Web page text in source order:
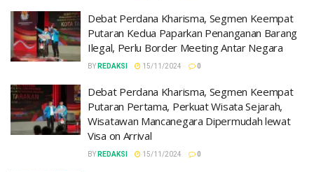
Debat Perdana Kharisma, Segmen Keempat
Putaran Kedua Paparkan Penanganan Barang
Ilegal, Perlu Border Meeting Antar Negara
BY REDAKSI 15/11/2024 0
Debat Perdana Kharisma, Segmen Keempat
Putaran Pertama, Perkuat Wisata Sejarah,
Wisatawan Mancanegara Dipermudah lewat
Visa on Arrival
BY REDAKSI 15/11/2024 0